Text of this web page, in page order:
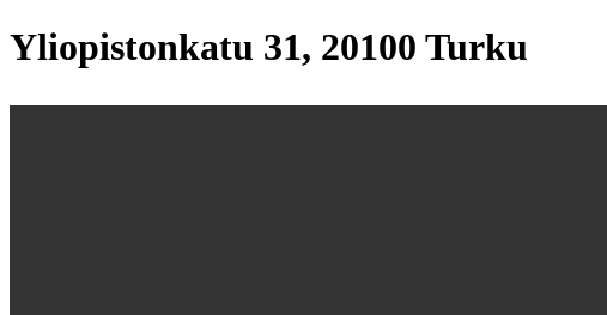
Yliopistonkatu 31, 20100 Turku